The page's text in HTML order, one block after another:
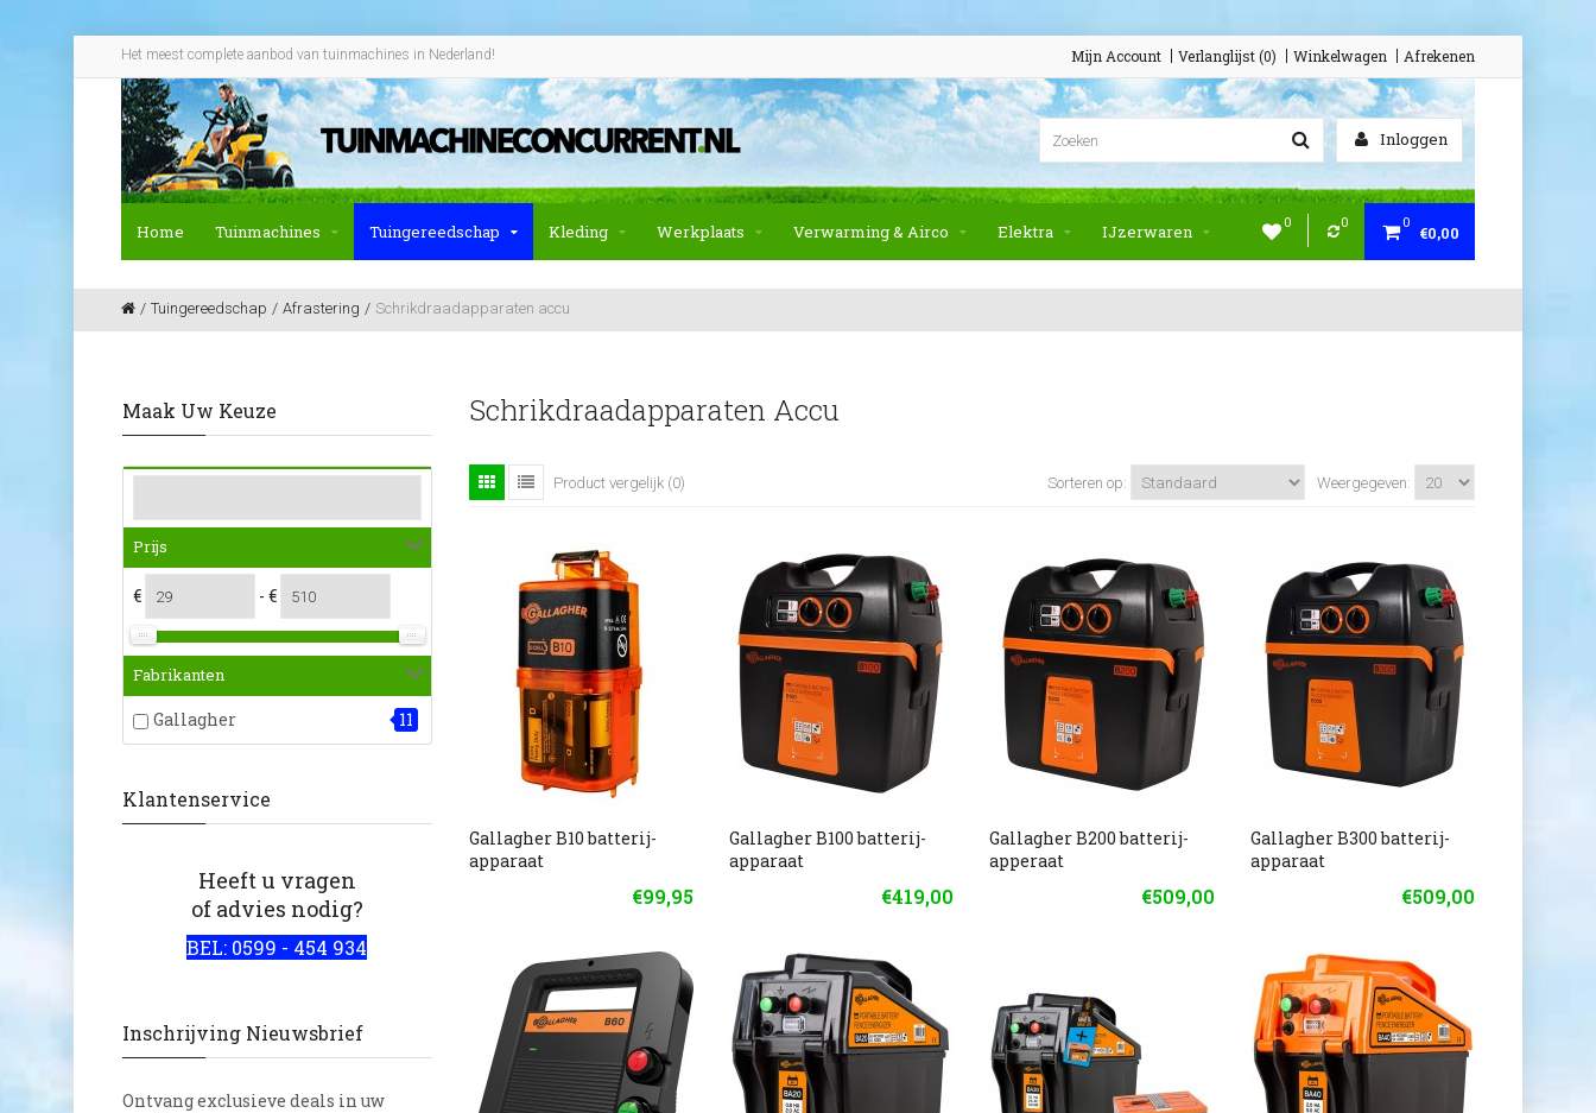
Het meest complete aanbod van tuinmachines in Nederland! Mijn Account Verlanglijst (0) Winkelwagen Afrekenen
Inloggen
0 0 0
€0,00
Home Tuinmachines Tuingereedschap Kleding Werkplaats Verwarming & Airco Elektra IJzerwaren
Tuingereedschap Afrastering Schrikdraadapparaten accu
Maak Uw Keuze
Prijs
€ - €
Fabrikanten
Gallagher 11
Klantenservice
Heeft u vragen
of advies nodig?
BEL: 0599 - 454 934
Inschrijving Nieuwsbrief
Ontvang exclusieve deals in uw
Schrikdraadapparaten Accu
Weergegeven:
Sorteren op:
Product vergelijk (0)
Gallagher B10 batterij-
apparaat
€99,95
Gallagher B100 batterij-
apparaat
€419,00
Gallagher B200 batterij-
apperaat
€509,00
Gallagher B300 batterij-
apparaat
€509,00